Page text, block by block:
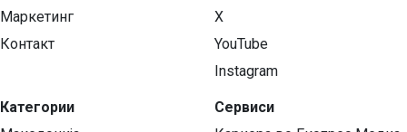
Маркетинг
Контакт
Категории
X
YouTube
Instagram
Сервиси